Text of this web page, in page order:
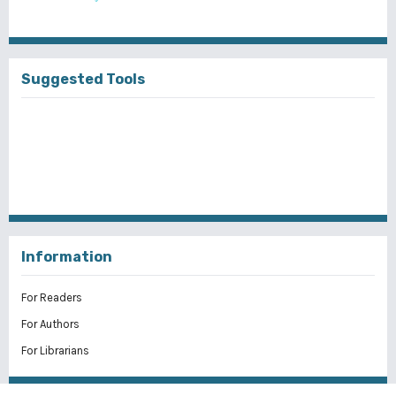
Suggested Tools
Information
For Readers
For Authors
For Librarians